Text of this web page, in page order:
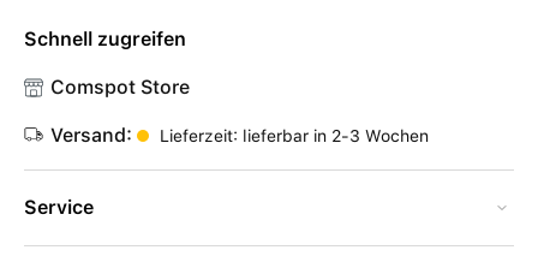
Schnell zugreifen
Comspot Store
Versand: Lieferzeit: lieferbar in 2-3 Wochen
Service